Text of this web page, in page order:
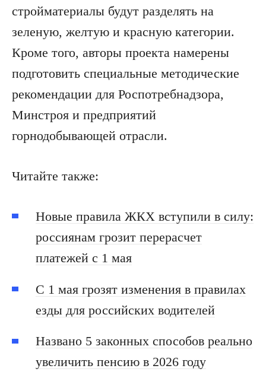
стройматериалы будут разделять на
зеленую, желтую и красную категории.
Кроме того, авторы проекта намерены
подготовить специальные методические
рекомендации для Роспотребнадзора,
Минстроя и предприятий
горнодобывающей отрасли.
Читайте также:
Новые правила ЖКХ вступили в силу:
россиянам грозит перерасчет
платежей с 1 мая
С 1 мая грозят изменения в правилах
езды для российских водителей
Названо 5 законных способов реально
увеличить пенсию в 2026 году